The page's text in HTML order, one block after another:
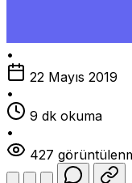
•
22 Mayıs 2019
•
9 dk okuma
•
427